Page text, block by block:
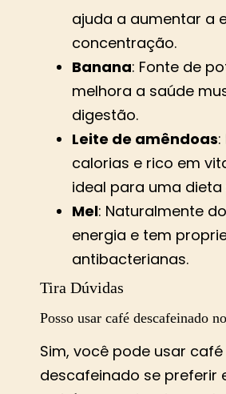
ajuda a aumentar a
concentração.
Banana: Fonte de
melhora a saúde
digestão.
Leite de amêndoas
calorias e rico em
ideal para uma dieta
Mel: Naturalmente
energia e tem
antibacterianas.
Tira Dúvidas
Posso usar café descafeinado
Sim, você pode usar café
descafeinado se preferir